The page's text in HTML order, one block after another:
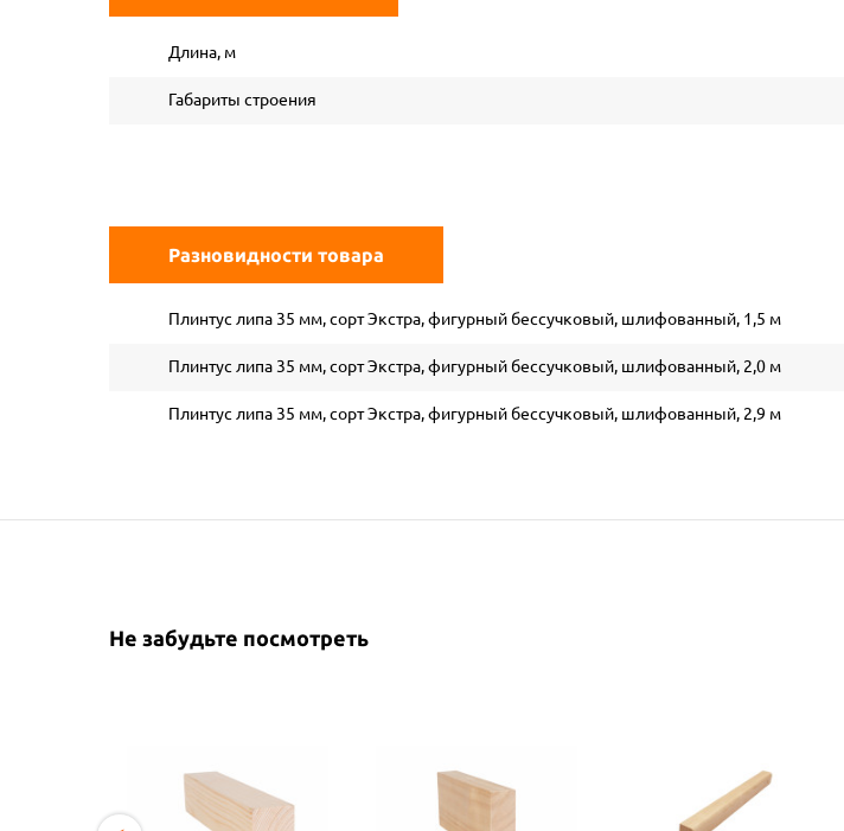
Длина, м
Габариты строения
Разновидности товара
Плинтус липа 35 мм, сорт Экстра, фигурный бессучковый, шлифованный, 1,5 м
Плинтус липа 35 мм, сорт Экстра, фигурный бессучковый, шлифованный, 2,0 м
Плинтус липа 35 мм, сорт Экстра, фигурный бессучковый, шлифованный, 2,9 м
Не забудьте посмотреть